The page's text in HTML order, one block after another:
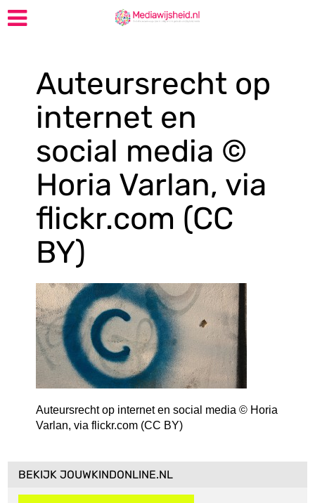
Auteursrecht op
internet en
social media ©
Horia Varlan, via
flickr.com (CC
BY)
Auteursrecht op internet en social media © Horia
Varlan, via flickr.com (CC BY)
BEKIJK JOUWKINDONLINE.NL